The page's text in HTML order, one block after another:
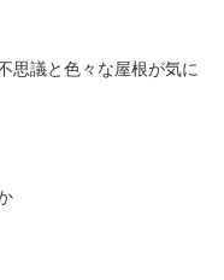
思議と色々な屋根が気に